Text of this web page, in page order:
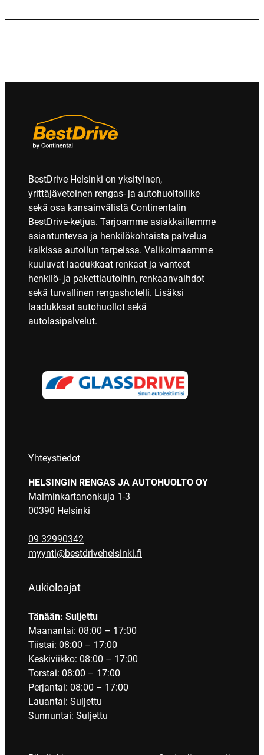
BestDrive Helsinki on yksityinen,
yrittäjävetoinen rengas- ja autohuoltoliike
sekä osa kansainvälistä Continentalin
BestDrive-ketjua. Tarjoamme asiakkaillemme
asiantuntevaa ja henkilökohtaista palvelua
kaikissa autoilun tarpeissa. Valikoimaamme
kuuluvat laadukkaat renkaat ja vanteet
henkilö- ja pakettiautoihin, renkaanvaihdot
sekä turvallinen rengashotelli. Lisäksi
laadukkaat autohuollot sekä
autolasipalvelut.
Yhteystiedot
HELSINGIN RENGAS JA AUTOHUOLTO OY
Malminkartanonkuja 1-3
00390 Helsinki
09 32990342
myynti@bestdrivehelsinki.fi
Aukioloajat
Tänään: Suljettu
Maanantai: 08:00 – 17:00
Tiistai: 08:00 – 17:00
Keskiviikko: 08:00 – 17:00
Torstai: 08:00 – 17:00
Perjantai: 08:00 – 17:00
Lauantai: Suljettu
Sunnuntai: Suljettu